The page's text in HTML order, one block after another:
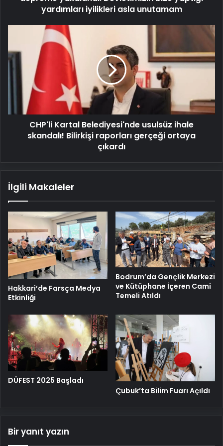
yardımları iyilikleri asla unutamam
Belediyesi'nde
usulsüz
skandalı!
raporları
gerçeği
CHP'li Kartal Belediyesi'nde usulsüz ihale
skandalı! Bilirkişi raporları gerçeği ortaya
çıkardı
İlgili Makaleler
Hakkari’de Farsça Medya
Etkinliği
Bodrum’da Gençlik Merkezi
ve Kütüphane İçeren Cami
Temeli Atıldı
DÜFEST 2025 Başladı
Çubuk’ta Bilim Fuarı Açıldı
Bir yanıt yazın